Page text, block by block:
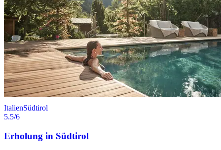
ItalienSüdtirol
5.5/6
Erholung in Südtirol